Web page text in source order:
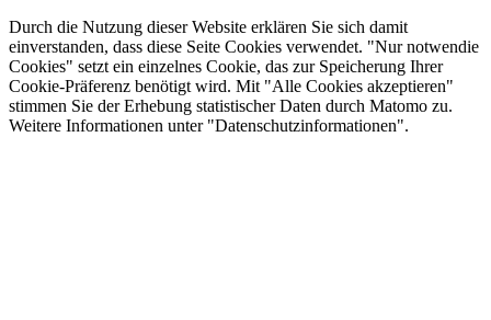
Durch die Nutzung dieser Website erklären Sie sich damit
einverstanden, dass diese Seite Cookies verwendet. "Nur notwendie
Cookies" setzt ein einzelnes Cookie, das zur Speicherung Ihrer
Cookie-Präferenz benötigt wird. Mit "Alle Cookies akzeptieren"
stimmen Sie der Erhebung statistischer Daten durch Matomo zu.
Weitere Informationen unter "Datenschutzinformationen".